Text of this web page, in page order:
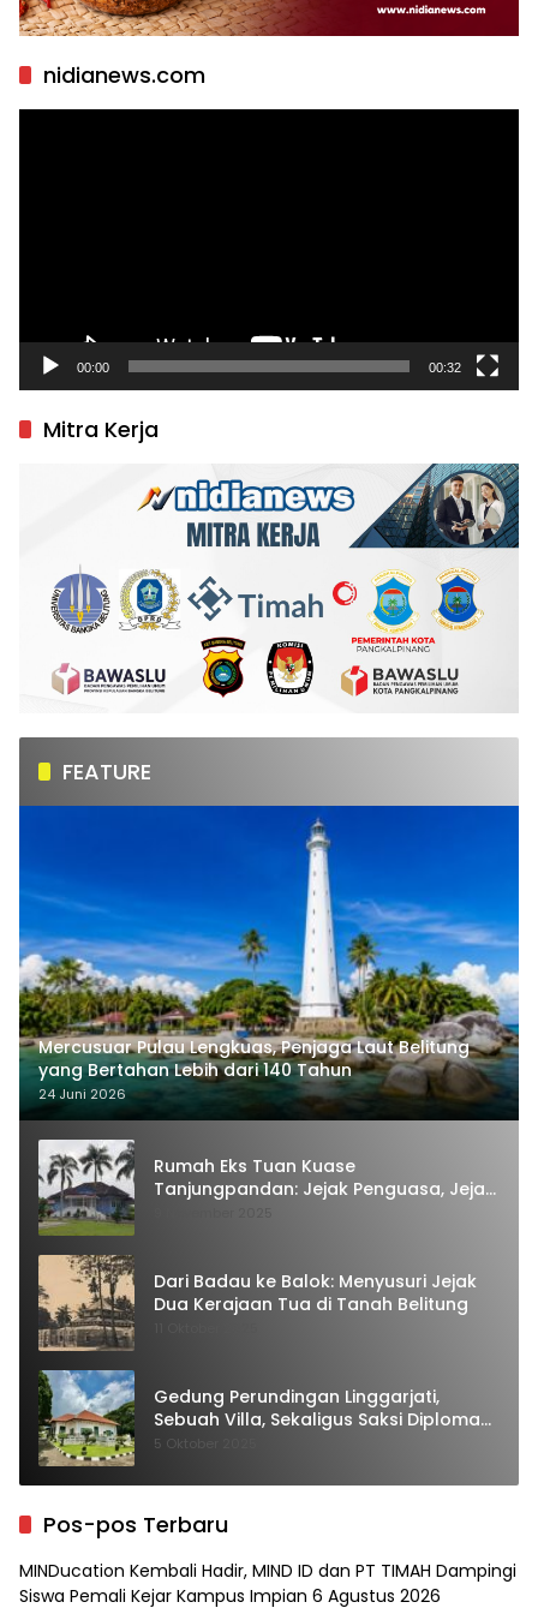
nidianews.com
00:00 00:32
Mitra Kerja
FEATURE
Mercusuar Pulau Lengkuas, Penjaga Laut Belitung
yang Bertahan Lebih dari 140 Tahun
24 Juni 2026
Rumah Eks Tuan Kuase
Tanjungpandan: Jejak Penguasa, Jejak
Dari Badau ke Balok: Menyusuri Jejak
Dua Kerajaan Tua di Tanah Belitung
Gedung Perundingan Linggarjati,
Sebuah Villa, Sekaligus Saksi Diplomasi
yang Mengubah Arah Bangsa
5 Oktober 2025
Pos-pos Terbaru
MINDucation Kembali Hadir, MIND ID dan PT TIMAH Dampingi
Siswa Pemali Kejar Kampus Impian 6 Agustus 2026